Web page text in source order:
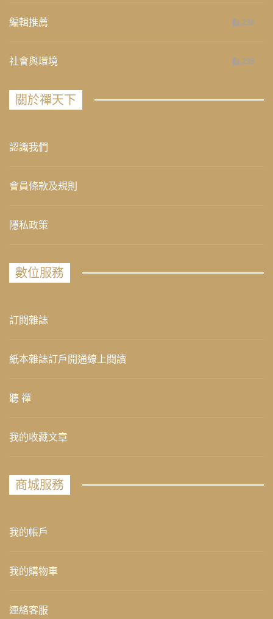
編輯推薦 236
社會與環境 235
關於禪天下
認識我們
會員條款及規則
隱私政策
數位服務
訂閱雜誌
紙本雜誌訂戶開通線上閱讀
聽 禪
我的收藏文章
商城服務
我的帳戶
我的購物車
連絡客服